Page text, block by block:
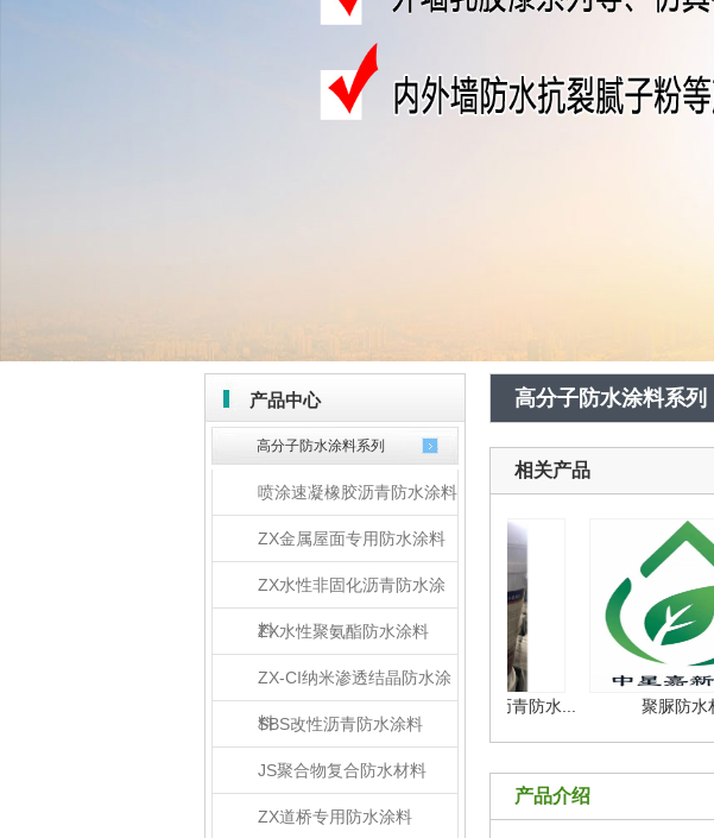
产品中心
高分子防水涂料系列
喷涂速凝橡胶沥青防水涂料
ZX金属屋面专用防水涂料
ZX水性非固化沥青防水涂
料
ZX水性聚氨酯防水涂料
ZX-CI纳米渗透结晶防水涂
料
SBS改性沥青防水涂料
JS聚合物复合防水材料
ZX道桥专用防水涂料
高分子防水涂料系列
相关产品
ZX高性能橡胶沥青防水涂... ZX喷涂速凝橡胶沥青防水... 聚脲防水材料
产品介绍